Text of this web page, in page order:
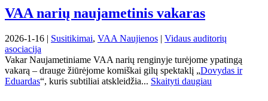
VAA narių naujametinis vakaras
2026-1-16 | Susitikimai, VAA Naujienos | Vidaus auditorių
asociacija
Vakar Naujametiniame VAA narių renginyje turėjome ypatingą
vakarą – drauge žiūrėjome komiškai gilų spektaklį „Dovydas ir
Eduardas“, kuris subtiliai atskleidžia... Skaityti daugiau